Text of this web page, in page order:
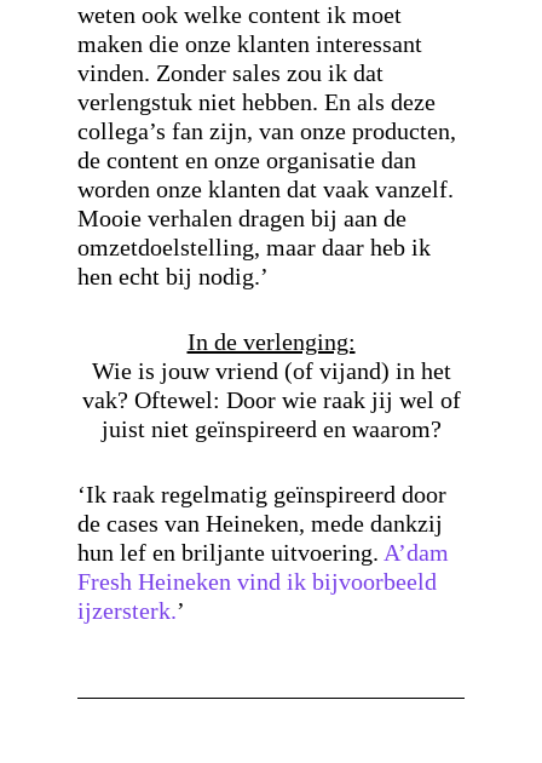
weten ook welke content ik moet
maken die onze klanten interessant
vinden. Zonder sales zou ik dat
verlengstuk niet hebben. En als deze
collega’s fan zijn, van onze producten,
de content en onze organisatie dan
worden onze klanten dat vaak vanzelf.
Mooie verhalen dragen bij aan de
omzetdoelstelling, maar daar heb ik
hen echt bij nodig.’
In de verlenging:
Wie is jouw vriend (of vijand) in het
vak? Oftewel: Door wie raak jij wel of
juist niet geïnspireerd en waarom?
‘Ik raak regelmatig geïnspireerd door
de cases van Heineken, mede dankzij
hun lef en briljante uitvoering. A’dam
Fresh Heineken vind ik bijvoorbeeld
ijzersterk.’